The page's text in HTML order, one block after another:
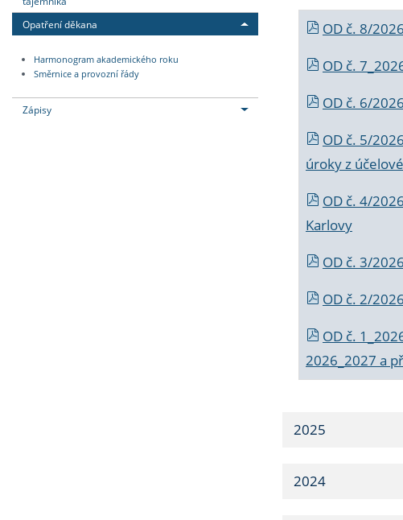
Opatření děkana
Harmonogram akademického roku
Směrnice a provozní řády
Zápisy
OD č. 8/
OD č.
OD č. 6/
OD č. 5/
úroky z
OD č. 4/
Karlovy
OD č. 3/
OD č. 2/
OD č.
2026_2027 a
2025
2024